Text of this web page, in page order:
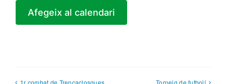
Afegeix al calendari
1r combat de Trencaclosques Torneig de futbolí